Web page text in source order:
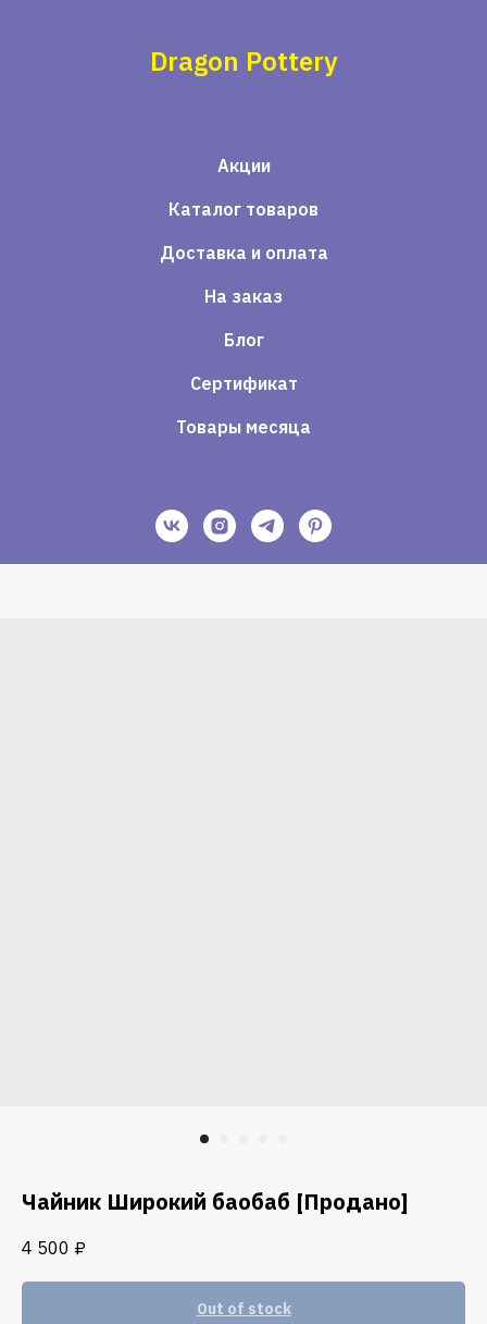
Dragon Pottery
Акции
Каталог товаров
Доставка и оплата
На заказ
Блог
Сертификат
Товары месяца
Чайник Широкий баобаб [Продано]
4 500 ₽
Out of stock